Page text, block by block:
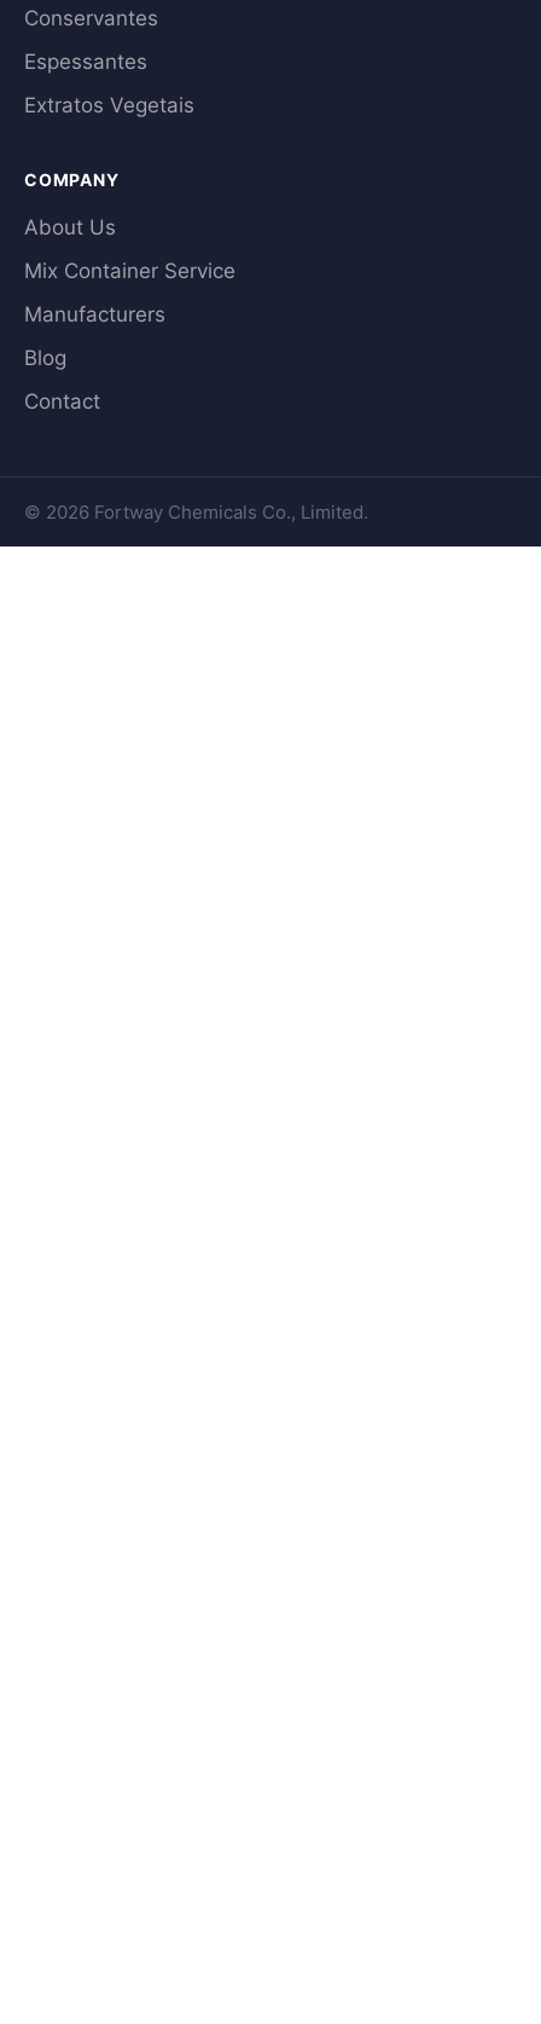
Conservantes
Espessantes
Extratos Vegetais
COMPANY
About Us
Mix Container Service
Manufacturers
Blog
Contact
© 2026 Fortway Chemicals Co., Limited.